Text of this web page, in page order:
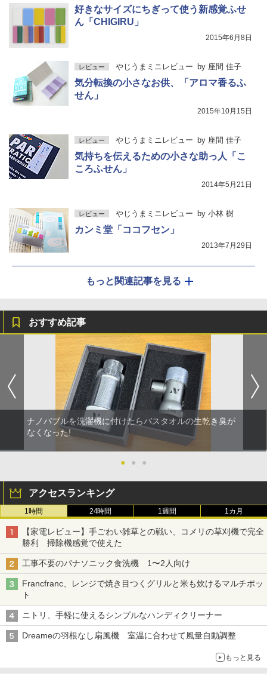
好きなサイズにちぎって使う新感覚ふせ
ん「CHIGIRU」
2015年6月8日
レビュー やじうまミニレビュー by 座間 佳子
気分転換の小さなお供、「アロマ香るふ
せん」
2015年10月15日
レビュー やじうまミニレビュー by 座間 佳子
気持ちを伝えるための小さな助っ人「こ
ころふせん」
2014年5月21日
レビュー やじうまミニレビュー by 小林 樹
カンミ堂「ココフセン」
2013年7月29日
もっと関連記事を見る
おすすめ記事
ナノバブルを洗濯機に付けたらバスタオルの生乾き臭が
なくなった!
● ● ●
アクセスランキング
1時間 24時間 1週間 1カ月
【家電レビュー】手ごわい雑草との戦い、コメリの草刈機で完全
勝利 掃除機感覚で使えた
工事不要のパナソニック食洗機 1〜2人向け
Francfranc、レンジで焼き目つくグリルと米も炊けるマルチポッ
ト
ニトリ、手軽に使えるシンプルなハンディクリーナー
Dreameの羽根なし扇風機 室温に合わせて風量自動調整
もっと見る